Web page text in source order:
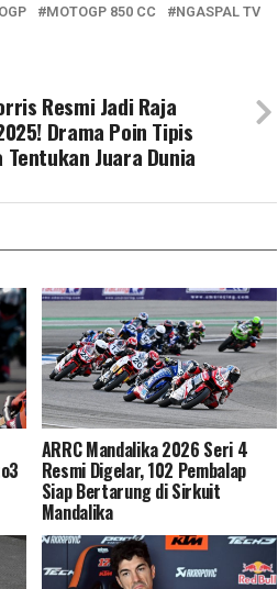
MOTOGP 850 CC
NGASPAL TV
Resmi Jadi Raja
Drama Poin Tipis
Juara Dunia
ARRC Mandalika 2026 Seri 4
Resmi Digelar, 102 Pembalap
Siap Bertarung di Sirkuit
Mandalika